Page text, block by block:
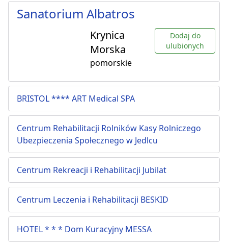
Sanatorium Albatros
Krynica
Morska
pomorskie
Dodaj do
ulubionych
BRISTOL **** ART Medical SPA
Centrum Rehabilitacji Rolników Kasy Rolniczego
Ubezpieczenia Społecznego w Jedlcu
Centrum Rekreacji i Rehabilitacji Jubilat
Centrum Leczenia i Rehabilitacji BESKID
HOTEL * * * Dom Kuracyjny MESSA